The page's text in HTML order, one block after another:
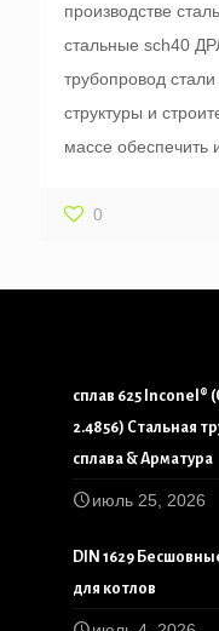
производстве
стальные sch40
трубопровод
структуры и
массе обеспечить
0
сплав 625 Inconel®
2.4856) Стальная
сплава & Арматура
июль 25, 2026
DIN 1629
для котлов